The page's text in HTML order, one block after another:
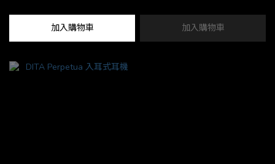
加入購物車 加入購物車